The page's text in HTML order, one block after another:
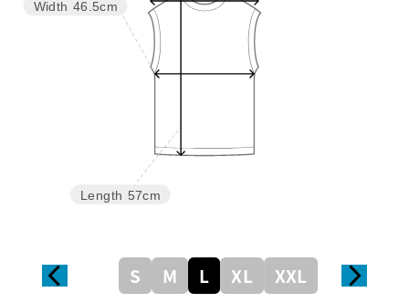
Length 57cm
Width 46.5cm
S M L XL XXL